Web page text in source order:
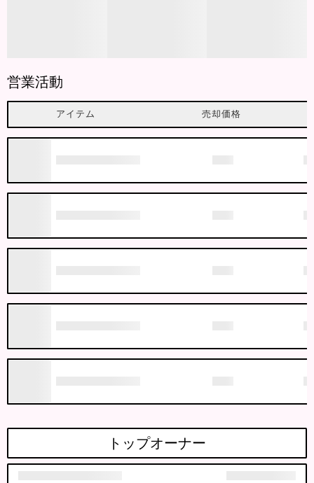
営業活動
アイテム 売却価格
トップオーナー